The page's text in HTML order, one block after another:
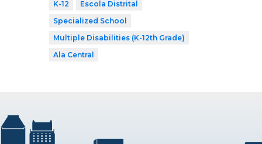
K-12
Escola Distrital
Specialized School
Multiple Disabilities (K-12th Grade)
Ala Central